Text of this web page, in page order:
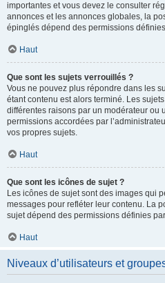
importantes et vous devez le consulter
annonces et les annonces globales, la
épinglés dépend des permissions
Haut
Que sont les sujets verrouillés ?
Vous ne pouvez plus répondre dans les
étant contenu est alors terminé. Les
différentes raisons par un modérateur ou
permissions accordées par
vos propres sujets.
Haut
Que sont les icônes de sujet ?
Les icônes de sujet sont des images qui
messages pour refléter leur contenu. La
sujet dépend des permissions définies
Haut
Niveaux d’utilisateurs et